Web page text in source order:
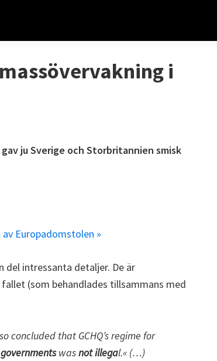
i
ju Sverige och Storbritannien smisk
Europadomstolen »
intressanta detaljer. De är
(som behandlades tillsammans med
concluded that GCHQ’s regime for
wasnot illegal.« (…)